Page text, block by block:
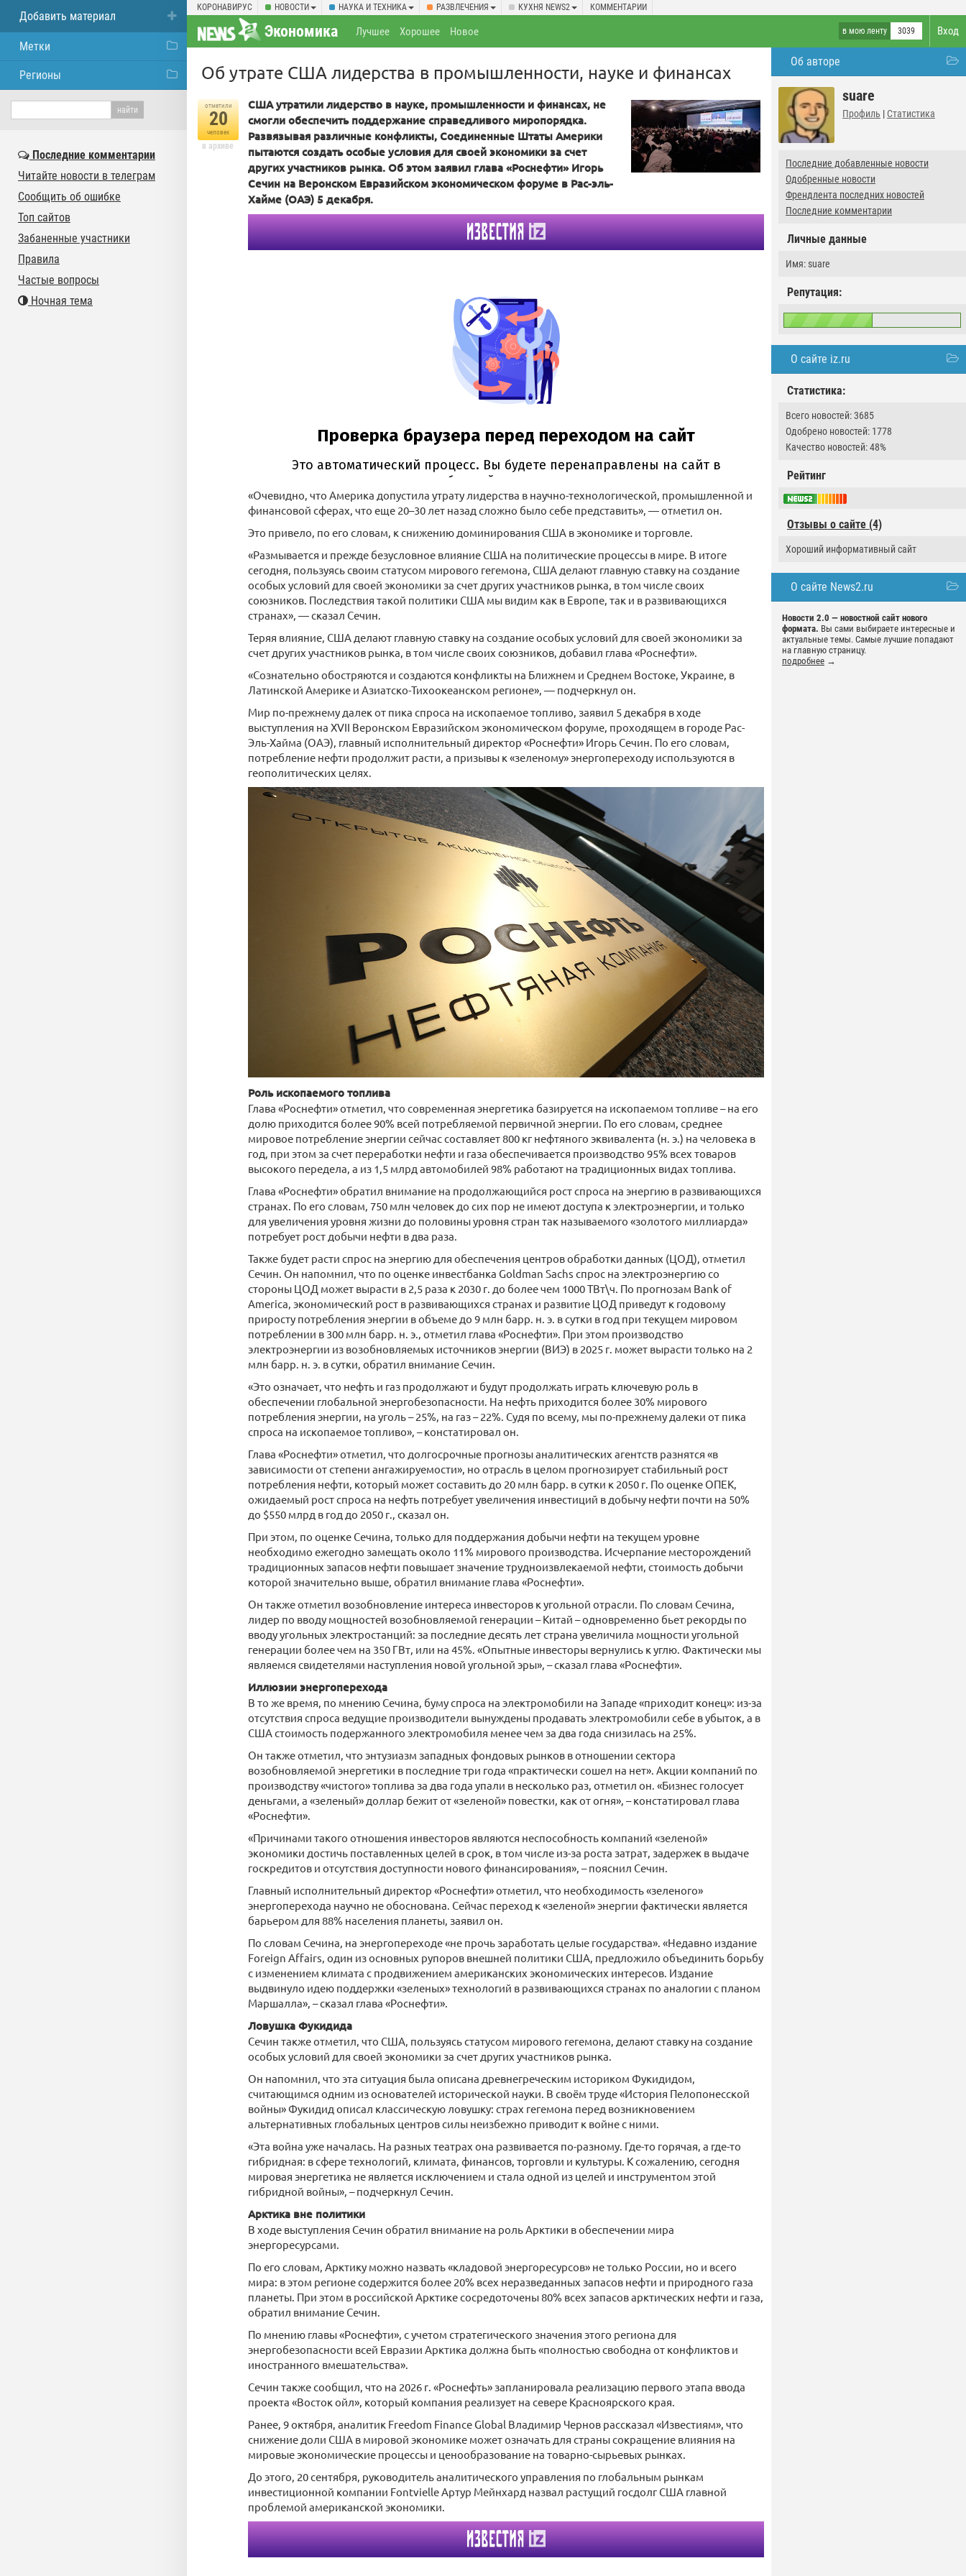
КОРОНАВИРУС НОВОСТИ НАУКА И ТЕХНИКА РАЗВЛЕЧЕНИЯ КУХНЯ NEWS2 КОММЕНТАРИИ
Вход
Экономика в мою ленту 3039
Лучшее Хорошее Новое
Об авторе
suare
Профиль | Статистика
Последние добавленные новости
Одобренные новости
Френдлента последних новостей
Последние комментарии
Личные данные
Имя: suare
Репутация:
О сайте iz.ru
Статистика:
Всего новостей: 3685
Одобрено новостей: 1778
Качество новостей: 48%
Рейтинг
Отзывы о сайте (4)
Хороший информативный сайт
О сайте News2.ru
Новости 2.0 — новостной сайт нового
формата. Вы сами выбираете интересные и
актуальные темы. Самые лучшие попадают
на главную страницу.
подробнее →
Об утрате США лидерства в промышленности, науке и финансах
отметили
20
человек
в архиве
США утратили лидерство в науке, промышленности и финансах, не
смогли обеспечить поддержание справедливого миропорядка.
Развязывая различные конфликты, Соединенные Штаты Америки
пытаются создать особые условия для своей экономики за счет
других участников рынка. Об этом заявил глава «Роснефти» Игорь
Сечин на Веронском Евразийском экономическом форуме в Рас-эль-
Хайме (ОАЭ) 5 декабря.
«Очевидно, что Америка допустила утрату лидерства в научно-технологической, промышленной и
финансовой сферах, что еще 20–30 лет назад сложно было себе представить», — отметил он.
Это привело, по его словам, к снижению доминирования США в экономике и торговле.
«Размывается и прежде безусловное влияние США на политические процессы в мире. В итоге
сегодня, пользуясь своим статусом мирового гегемона, США делают главную ставку на создание
особых условий для своей экономики за счет других участников рынка, в том числе своих
союзников. Последствия такой политики США мы видим как в Европе, так и в развивающихся
странах», — сказал Сечин.
Теряя влияние, США делают главную ставку на создание особых условий для своей экономики за
счет других участников рынка, в том числе своих союзников, добавил глава «Роснефти».
«Сознательно обостряются и создаются конфликты на Ближнем и Среднем Востоке, Украине, в
Латинской Америке и Азиатско-Тихоокеанском регионе», — подчеркнул он.
Мир по-прежнему далек от пика спроса на ископаемое топливо, заявил 5 декабря в ходе
выступления на XVII Веронском Евразийском экономическом форуме, проходящем в городе Рас-
Эль-Хайма (ОАЭ), главный исполнительный директор «Роснефти» Игорь Сечин. По его словам,
потребление нефти продолжит расти, а призывы к «зеленому» энергопереходу используются в
геополитических целях.
Роль ископаемого топлива
Глава «Роснефти» отметил, что современная энергетика базируется на ископаемом топливе – на его
долю приходится более 90% всей потребляемой первичной энергии. По его словам, среднее
мировое потребление энергии сейчас составляет 800 кг нефтяного эквивалента (н. э.) на человека в
год, при этом за счет переработки нефти и газа обеспечивается производство 95% всех товаров
высокого передела, а из 1,5 млрд автомобилей 98% работают на традиционных видах топлива.
Глава «Роснефти» обратил внимание на продолжающийся рост спроса на энергию в развивающихся
странах. По его словам, 750 млн человек до сих пор не имеют доступа к электроэнергии, и только
для увеличения уровня жизни до половины уровня стран так называемого «золотого миллиарда»
потребует рост добычи нефти в два раза.
Также будет расти спрос на энергию для обеспечения центров обработки данных (ЦОД), отметил
Сечин. Он напомнил, что по оценке инвестбанка Goldman Sachs спрос на электроэнергию со
стороны ЦОД может вырасти в 2,5 раза к 2030 г. до более чем 1000 ТВт\ч. По прогнозам Bank of
America, экономический рост в развивающихся странах и развитие ЦОД приведут к годовому
приросту потребления энергии в объеме до 9 млн барр. н. э. в сутки в год при текущем мировом
потреблении в 300 млн барр. н. э., отметил глава «Роснефти». При этом производство
электроэнергии из возобновляемых источников энергии (ВИЭ) в 2025 г. может вырасти только на 2
млн барр. н. э. в сутки, обратил внимание Сечин.
«Это означает, что нефть и газ продолжают и будут продолжать играть ключевую роль в
обеспечении глобальной энергобезопасности. На нефть приходится более 30% мирового
потребления энергии, на уголь – 25%, на газ – 22%. Судя по всему, мы по-прежнему далеки от пика
спроса на ископаемое топливо», – констатировал он.
Глава «Роснефти» отметил, что долгосрочные прогнозы аналитических агентств разнятся «в
зависимости от степени ангажируемости», но отрасль в целом прогнозирует стабильный рост
потребления нефти, который может составить до 20 млн барр. в сутки к 2050 г. По оценке ОПЕК,
ожидаемый рост спроса на нефть потребует увеличения инвестиций в добычу нефти почти на 50%
до $550 млрд в год до 2050 г., сказал он.
При этом, по оценке Сечина, только для поддержания добычи нефти на текущем уровне
необходимо ежегодно замещать около 11% мирового производства. Исчерпание месторождений
традиционных запасов нефти повышает значение трудноизвлекаемой нефти, стоимость добычи
которой значительно выше, обратил внимание глава «Роснефти».
Он также отметил возобновление интереса инвесторов к угольной отрасли. По словам Сечина,
лидер по вводу мощностей возобновляемой генерации – Китай – одновременно бьет рекорды по
вводу угольных электростанций: за последние десять лет страна увеличила мощности угольной
генерации более чем на 350 ГВт, или на 45%. «Опытные инвесторы вернулись к углю. Фактически мы
являемся свидетелями наступления новой угольной эры», – сказал глава «Роснефти».
Иллюзии энергоперехода
В то же время, по мнению Сечина, буму спроса на электромобили на Западе «приходит конец»: из-за
отсутствия спроса ведущие производители вынуждены продавать электромобили себе в убыток, а в
США стоимость подержанного электромобиля менее чем за два года снизилась на 25%.
Он также отметил, что энтузиазм западных фондовых рынков в отношении сектора
возобновляемой энергетики в последние три года «практически сошел на нет». Акции компаний по
производству «чистого» топлива за два года упали в несколько раз, отметил он. «Бизнес голосует
деньгами, а «зеленый» доллар бежит от «зеленой» повестки, как от огня», – констатировал глава
«Роснефти».
«Причинами такого отношения инвесторов являются неспособность компаний «зеленой»
экономики достичь поставленных целей в срок, в том числе из-за роста затрат, задержек в выдаче
госкредитов и отсутствия доступности нового финансирования», – пояснил Сечин.
Главный исполнительный директор «Роснефти» отметил, что необходимость «зеленого»
энергоперехода научно не обоснована. Сейчас переход к «зеленой» энергии фактически является
барьером для 88% населения планеты, заявил он.
По словам Сечина, на энергопереходе «не прочь заработать целые государства». «Недавно издание
Foreign Affairs, один из основных рупоров внешней политики США, предложило объединить борьбу
с изменением климата с продвижением американских экономических интересов. Издание
выдвинуло идею поддержки «зеленых» технологий в развивающихся странах по аналогии с планом
Маршалла», – сказал глава «Роснефти».
Ловушка Фукидида
Сечин также отметил, что США, пользуясь статусом мирового гегемона, делают ставку на создание
особых условий для своей экономики за счет других участников рынка.
Он напомнил, что эта ситуация была описана древнегреческим историком Фукидидом,
считающимся одним из основателей исторической науки. В своём труде «История Пелопонесской
войны» Фукидид описал классическую ловушку: страх гегемона перед возникновением
альтернативных глобальных центров силы неизбежно приводит к войне с ними.
«Эта война уже началась. На разных театрах она развивается по-разному. Где-то горячая, а где-то
гибридная: в сфере технологий, климата, финансов, торговли и культуры. К сожалению, сегодня
мировая энергетика не является исключением и стала одной из целей и инструментом этой
гибридной войны», – подчеркнул Сечин.
Арктика вне политики
В ходе выступления Сечин обратил внимание на роль Арктики в обеспечении мира
энергоресурсами.
По его словам, Арктику можно назвать «кладовой энергоресурсов» не только России, но и всего
мира: в этом регионе содержится более 20% всех неразведанных запасов нефти и природного газа
планеты. При этом в российской Арктике сосредоточены 80% всех запасов арктических нефти и газа,
обратил внимание Сечин.
По мнению главы «Роснефти», с учетом стратегического значения этого региона для
энергобезопасности всей Евразии Арктика должна быть «полностью свободна от конфликтов и
иностранного вмешательства».
Сечин также сообщил, что на 2026 г. «Роснефть» запланировала реализацию первого этапа ввода
проекта «Восток ойл», который компания реализует на севере Красноярского края.
Ранее, 9 октября, аналитик Freedom Finance Global Владимир Чернов рассказал «Известиям», что
снижение доли США в мировой экономике может означать для страны сокращение влияния на
мировые экономические процессы и ценообразование на товарно-сырьевых рынках.
До этого, 20 сентября, руководитель аналитического управления по глобальным рынкам
инвестиционной компании Fontvielle Артур Мейнхард назвал растущий госдолг США главной
проблемой американской экономики.
Добавить материал
Метки
Регионы
Последние комментарии
Читайте новости в телеграм
Сообщить об ошибке
Топ сайтов
Забаненные участники
Правила
Частые вопросы
Ночная тема